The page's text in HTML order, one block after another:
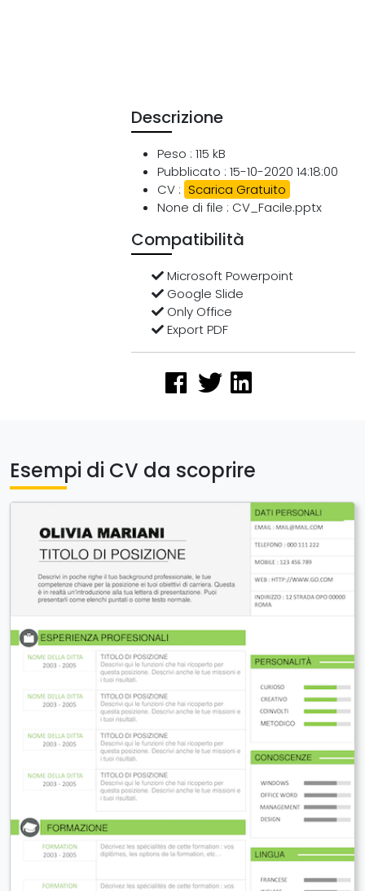
Descrizione
Peso : 115 kB
Pubblicato : 15-10-2020 14:18:00
CV : Scarica Gratuito
None di file : CV_Facile.pptx
Compatibilità
Microsoft Powerpoint
Google Slide
Only Office
Export PDF
Esempi di CV da scoprire